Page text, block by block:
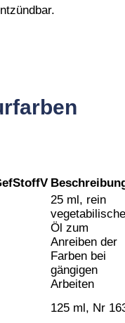
25 ml, rein
Öl zum
Anreiben der
Farben bei
gängigen
Arbeiten
125 ml, Nr